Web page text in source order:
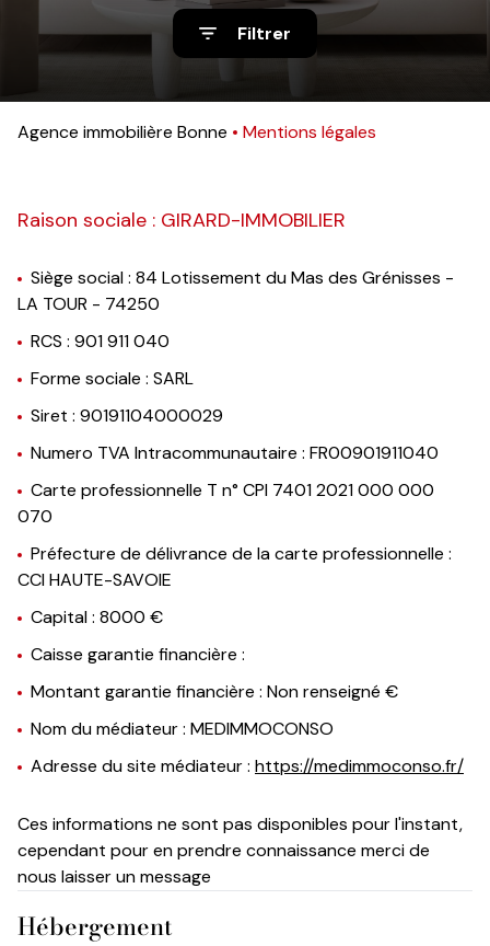
avis
notre
contact
Filtrer
Agence immobilière Bonne Mentions légales
Raison sociale : GIRARD-IMMOBILIER
Siège social : 84 Lotissement du Mas des Grénisses -
LA TOUR - 74250
RCS : 901 911 040
Forme sociale : SARL
Siret : 90191104000029
Numero TVA Intracommunautaire : FR00901911040
Carte professionnelle T n° CPI 7401 2021 000 000
070
Préfecture de délivrance de la carte professionnelle :
CCI HAUTE-SAVOIE
Capital : 8000 €
Caisse garantie financière :
Montant garantie financière : Non renseigné €
Nom du médiateur : MEDIMMOCONSO
Adresse du site médiateur : https://medimmoconso.fr/
Ces informations ne sont pas disponibles pour l'instant,
cependant pour en prendre connaissance merci de
nous laisser un message
Hébergement